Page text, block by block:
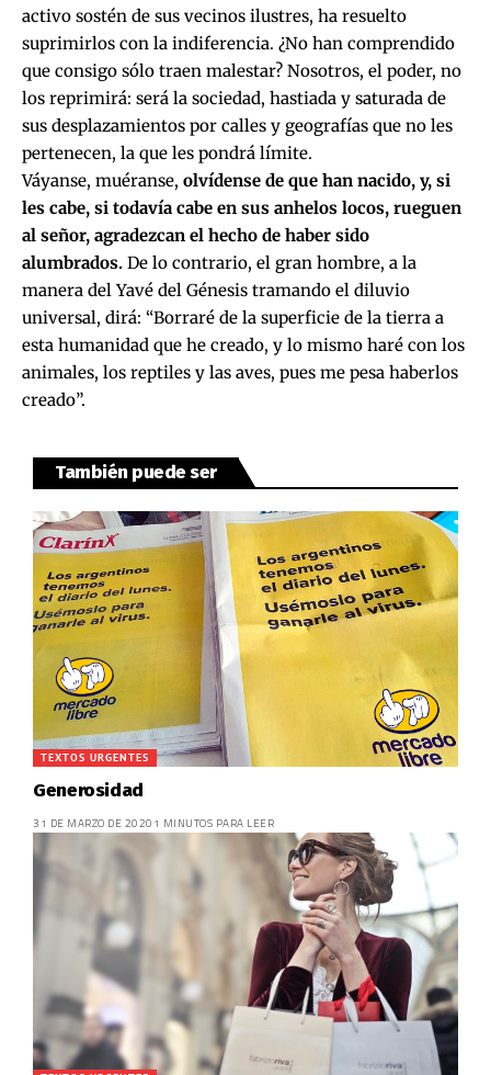
activo sostén de sus vecinos ilustres, ha resuelto
suprimirlos con la indiferencia. ¿No han comprendido
que consigo sólo traen malestar? Nosotros, el poder, no
los reprimirá: será la sociedad, hastiada y saturada de
sus desplazamientos por calles y geografías que no les
pertenecen, la que les pondrá límite.
Váyanse, muéranse, olvídense de que han nacido, y, si
les cabe, si todavía cabe en sus anhelos locos, rueguen
al señor, agradezcan el hecho de haber sido
alumbrados. De lo contrario, el gran hombre, a la
manera del Yavé del Génesis tramando el diluvio
universal, dirá: “Borraré de la superficie de la tierra a
esta humanidad que he creado, y lo mismo haré con los
animales, los reptiles y las aves, pues me pesa haberlos
creado”.
También puede ser
TEXTOS URGENTES
Generosidad
31 DE MARZO DE 2020 1 MINUTOS PARA LEER